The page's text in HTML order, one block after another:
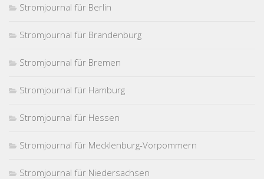
Stromjournal für Berlin
Stromjournal für Brandenburg
Stromjournal für Bremen
Stromjournal für Hamburg
Stromjournal für Hessen
Stromjournal für Mecklenburg-Vorpommern
Stromjournal für Niedersachsen